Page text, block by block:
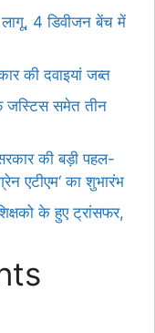
लागू, 4 डिवीजन बेंच में
की दवाइयां जब्त
जस्टिस समेत तीन
सरकार की बड़ी पहल-
एटीएम‘ का शुभारंभ
के हुए ट्रांसफर,